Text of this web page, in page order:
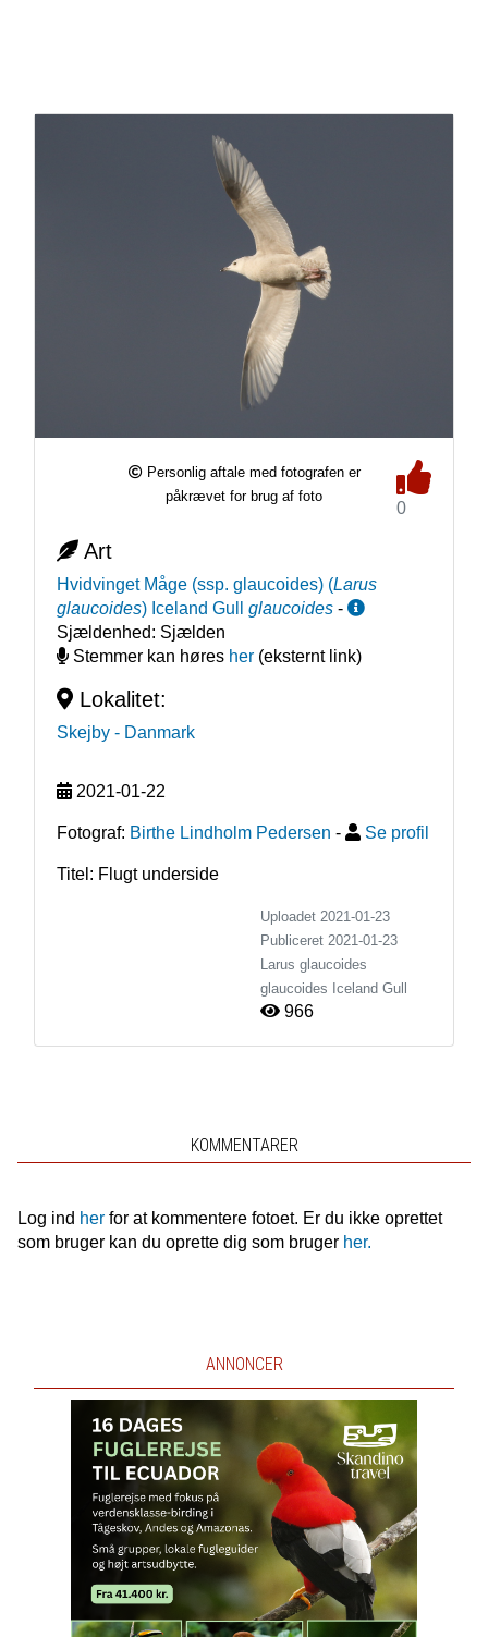
Personlig aftale med fotografen er
påkrævet for brug af foto
0
Art
Hvidvinget Måge (ssp. glaucoides) (Larus
glaucoides) Iceland Gull glaucoides -
Sjældenhed: Sjælden
Stemmer kan høres her(eksternt link)
Lokalitet:
Skejby - Danmark
2021-01-22
Fotograf: Birthe Lindholm Pedersen - Se profil
Titel: Flugt underside
Uploadet 2021-01-23
Publiceret 2021-01-23
Larus glaucoides
glaucoides Iceland Gull
966
KOMMENTARER
Log ind herfor at kommentere fotoet. Er du ikke oprettet
som bruger kan du oprette dig som bruger her.
ANNONCER